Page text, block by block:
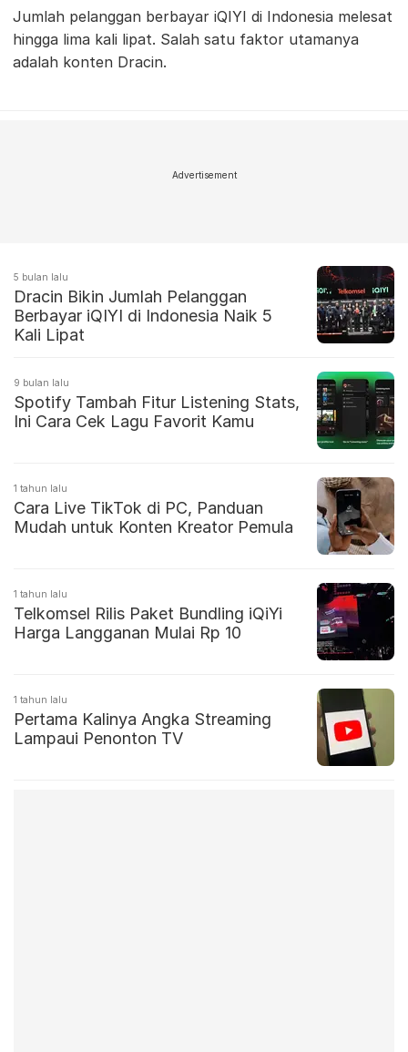
Jumlah pelanggan berbayar iQIYI di Indonesia melesat
hingga lima kali lipat. Salah satu faktor utamanya
adalah konten Dracin.
Advertisement
5 bulan lalu
Dracin Bikin Jumlah Pelanggan
Berbayar iQIYI di Indonesia Naik 5
Kali Lipat
9 bulan lalu
Spotify Tambah Fitur Listening Stats,
Ini Cara Cek Lagu Favorit Kamu
1 tahun lalu
Cara Live TikTok di PC, Panduan
Mudah untuk Konten Kreator Pemula
1 tahun lalu
Telkomsel Rilis Paket Bundling iQiYi
Harga Langganan Mulai Rp 10
1 tahun lalu
Pertama Kalinya Angka Streaming
Lampaui Penonton TV